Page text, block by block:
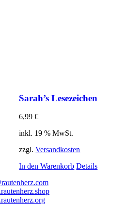
Sarah’s Lesezeichen
6,99€
inkl. 19 % MwSt.
zzgl.Versandkosten
In den Warenkorb Details